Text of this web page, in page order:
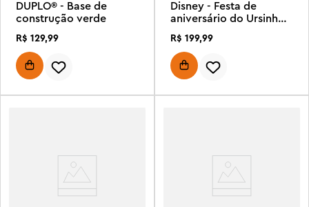
DUPLO® - Base de
construção verde
R$ 129,99
Disney - Festa de
aniversário do Ursinho
R$ 199,99